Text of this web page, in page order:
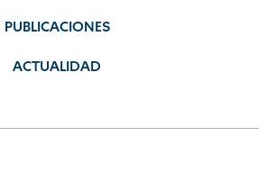
PUBLICACIONES
ACTUALIDAD